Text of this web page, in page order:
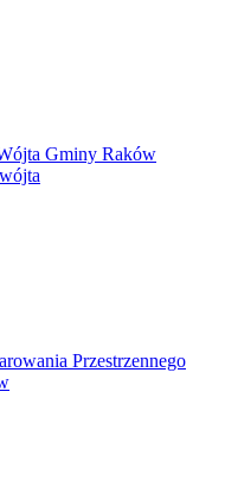
Gminy Raków
Przestrzennego